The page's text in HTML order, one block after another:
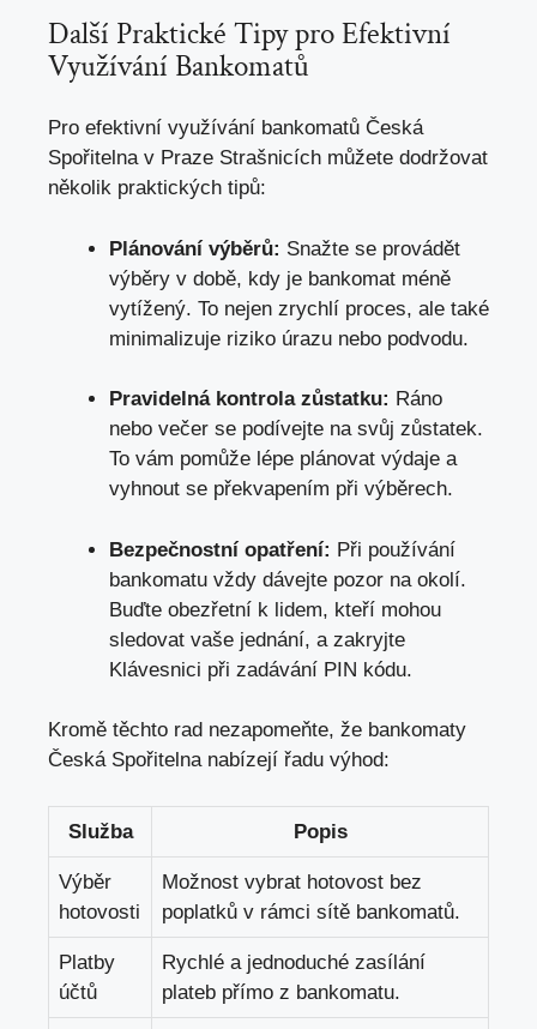
Další Praktické Tipy pro Efektivní
Využívání Bankomatů
Pro⁢ efektivní využívání bankomatů Česká
Spořitelna v‍ Praze Strašnicích můžete dodržovat
několik praktických tipů:
Plánování výběrů: Snažte se provádět
výběry v době, kdy je bankomat méně
vytížený. ‌To nejen zrychlí proces, ale také⁢
minimalizuje ‍riziko úrazu⁢ nebo podvodu.
Pravidelná kontrola zůstatku: Ráno
nebo večer se podívejte na svůj zůstatek.
To vám pomůže lépe plánovat výdaje a
⁣vyhnout se překvapením při výběrech.
Bezpečnostní opatření: Při používání
bankomatu vždy ⁢dávejte pozor​ na okolí.
Buďte obezřetní k lidem, ‌kteří mohou
sledovat vaše jednání, a zakryjte
Klávesnici při ⁣zadávání ‌PIN kódu.
Kromě těchto rad⁣ nezapomeňte, že bankomaty
Česká Spořitelna nabízejí řadu výhod:
Služba Popis
Výběr
hotovosti
Možnost vybrat hotovost bez
poplatků​ v rámci sítě bankomatů.
Platby
účtů
Rychlé a‍ jednoduché ⁣zasílání
plateb přímo ⁣z bankomatu.